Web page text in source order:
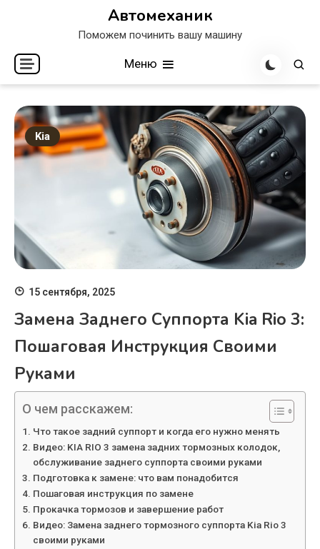
Автомеханик
Поможем починить вашу машину
Меню
Kia
15 сентября, 2025
Замена Заднего Суппорта Kia Rio 3:
Пошаговая Инструкция Своими
Руками
О чем расскажем:
Что такое задний суппорт и когда его нужно менять
Видео: KIA RIO 3 замена задних тормозных колодок,
обслуживание заднего суппорта своими руками
Подготовка к замене: что вам понадобится
Пошаговая инструкция по замене
Прокачка тормозов и завершение работ
Видео: Замена заднего тормозного суппорта Kia Rio 3
своими руками